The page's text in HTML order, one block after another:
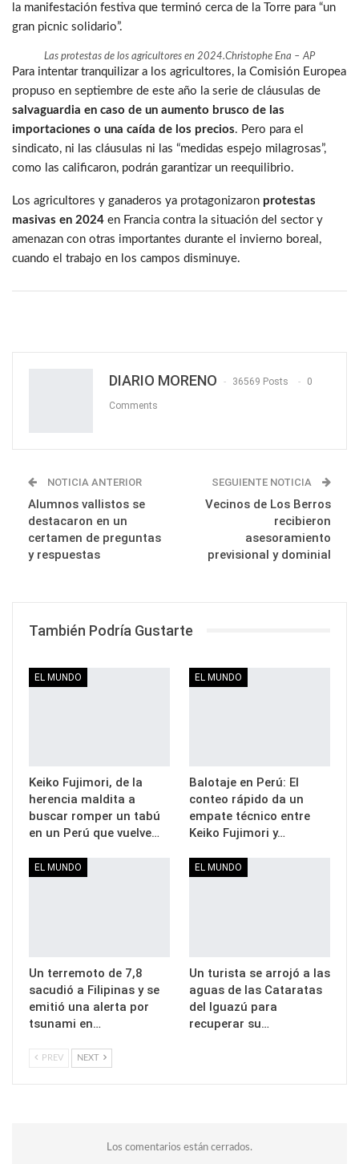
la manifestación festiva que terminó cerca de la Torre para “un
gran picnic solidario”.
Las protestas de los agricultores en 2024.Christophe Ena – AP
Para intentar tranquilizar a los agricultores, la Comisión Europea
propuso en septiembre de este año la serie de cláusulas de
salvaguardia en caso de un aumento brusco de las
importaciones o una caída de los precios. Pero para el
sindicato, ni las cláusulas ni las “medidas espejo milagrosas”,
como las calificaron, podrán garantizar un reequilibrio.
Los agricultores y ganaderos ya protagonizaron protestas
masivas en 2024 en Francia contra la situación del sector y
amenazan con otras importantes durante el invierno boreal,
cuando el trabajo en los campos disminuye.
DIARIO MORENO 36569 Posts 0
Comments
NOTICIA ANTERIOR
Alumnos vallistos se
destacaron en un
certamen de preguntas
y respuestas
SEGUIENTE NOTICIA
Vecinos de Los Berros
recibieron
asesoramiento
previsional y dominial
También Podría Gustarte
EL MUNDO
Keiko Fujimori, de la
herencia maldita a
buscar romper un tabú
en un Perú que vuelve…
EL MUNDO
Balotaje en Perú: El
conteo rápido da un
empate técnico entre
Keiko Fujimori y…
EL MUNDO
Un terremoto de 7,8
sacudió a Filipinas y se
emitió una alerta por
tsunami en…
EL MUNDO
Un turista se arrojó a las
aguas de las Cataratas
del Iguazú para
recuperar su…
PREV NEXT
Los comentarios están cerrados.